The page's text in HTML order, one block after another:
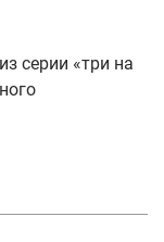
серии «три на